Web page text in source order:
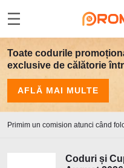
Toate codurile
exclusive de călătorie
AFLĂ MAI MULTE
Primim un comision atunci când
Coduri și